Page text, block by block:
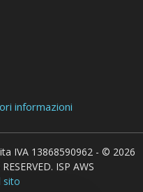
informazioni
IVA 13868590962 - © 2026
ISP AWS
sito